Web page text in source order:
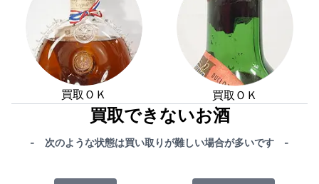
買取ＯＫ 買取ＯＫ
買取できないお酒
- 次のような状態は買い取りが難しい場合が多いです -